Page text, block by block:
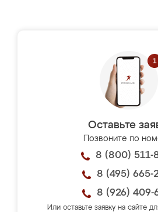
Оставьте
Позвоните по
8 (800) 511-
8 (495) 665-
8 (926) 409-
Или оставьте заявку на сайте